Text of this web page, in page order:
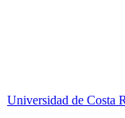
Universidad de Costa